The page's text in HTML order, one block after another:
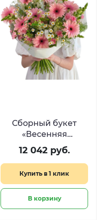
Сборный букет
«Весенняя
гармония»
12 042 руб.
Купить в 1 клик
В корзину